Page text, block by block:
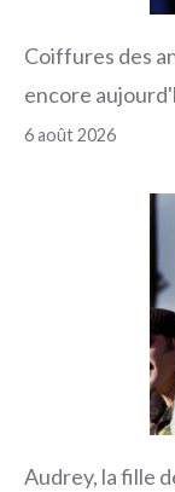
Coiffures des
encore
6 août 2026
Audrey, la fille